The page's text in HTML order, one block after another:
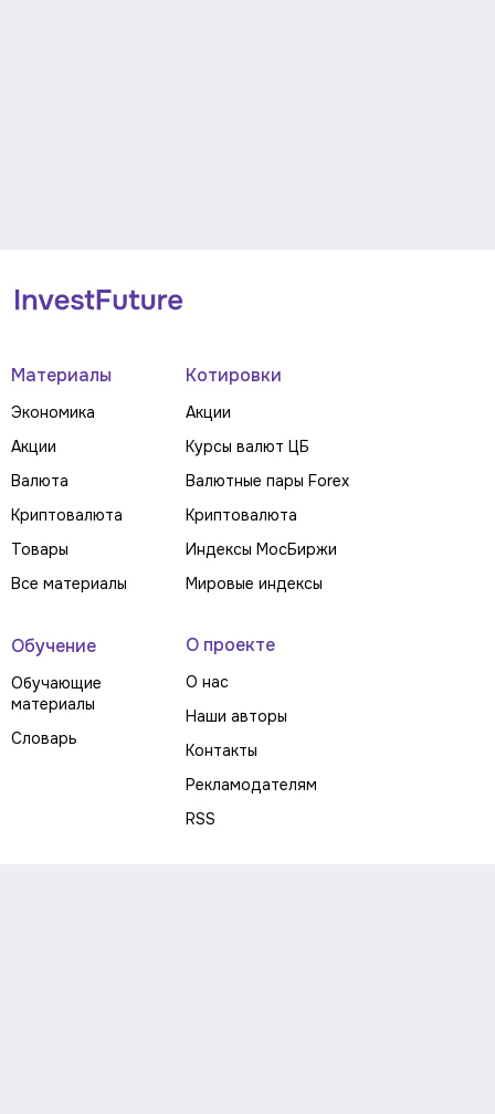
Материалы
Экономика
Акции
Валюта
Криптовалюта
Товары
Все материалы
Котировки
Акции
Курсы валют ЦБ
Валютные пары Forex
Криптовалюта
Индексы МосБиржи
Мировые индексы
Обучение
Обучающие
материалы
Словарь
О проекте
О нас
Наши авторы
Контакты
Рекламодателям
RSS